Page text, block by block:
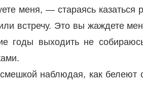
меня, — стараясь казаться
встречу. Это вы жаждете
годы выходить не
наблюдая, как белеют